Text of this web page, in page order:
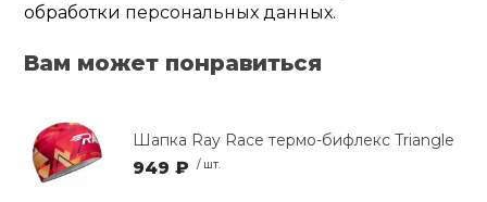
обработки персональных данных.
Вам может понравиться
Шапка Ray Race термо-бифлекс Triangle
949 ₽ / шт.